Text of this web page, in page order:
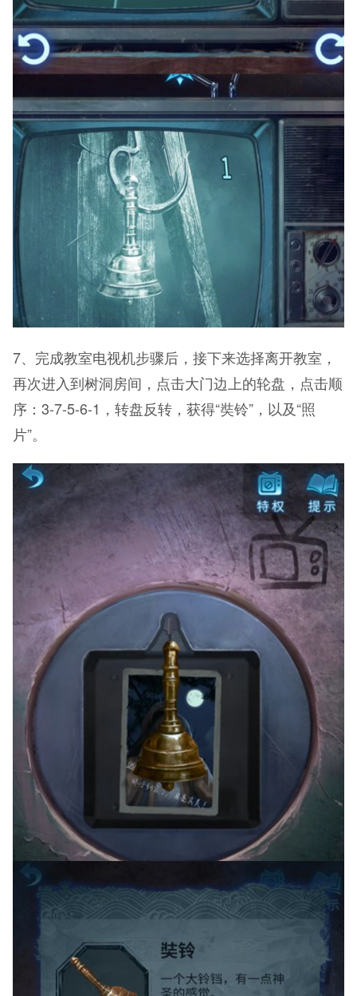
7、完成教室电视机步骤后，接下来选择离开教室，
再次进入到树洞房间，点击大门边上的轮盘，点击顺
序：3-7-5-6-1，转盘反转，获得“奘铃”，以及“照
片”。